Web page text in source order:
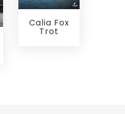
Calia Fox
Trot